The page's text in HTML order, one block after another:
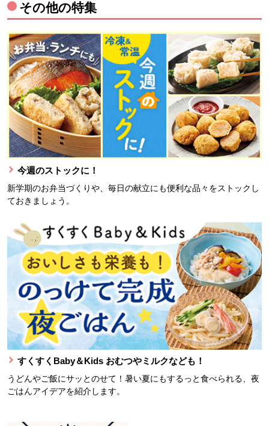
その他の特集
今週のストックに！
新学期のお弁当づくりや、毎日の献立にも便利な品々をストックし
ておきましょう。
すくすくBaby＆Kids おむつやミルクなども！
うどんやご飯にサッとのせて！暑い夏にもするっと食べられる、夜
ごはんアイデアを紹介します。